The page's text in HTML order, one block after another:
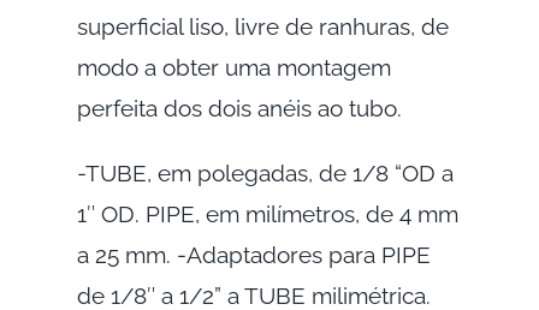
superficial liso, livre de ranhuras, de
modo a obter uma montagem
perfeita dos dois anéis ao tubo.
-TUBE, em polegadas, de 1/8 “OD a
1″ OD. PIPE, em milímetros, de 4 mm
a 25 mm. -Adaptadores para PIPE
de 1/8″ a 1/2” a TUBE milimétrica.